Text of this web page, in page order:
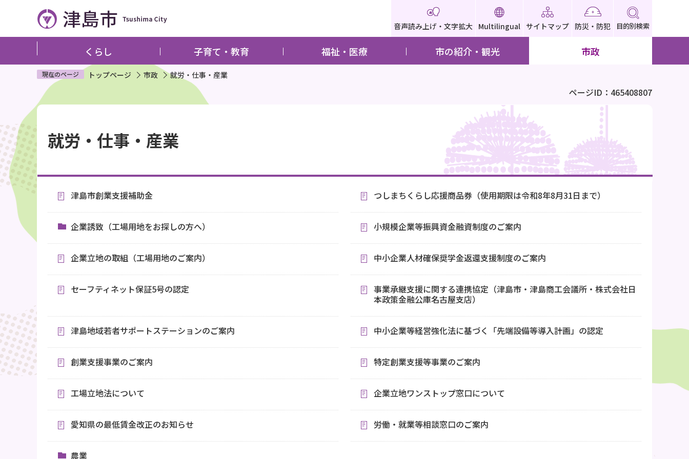
ペ
ジ
す
音声読み上げ・文字拡大 Multilingual サイトマップ 防災・防犯 目的別検索
くらし 子育て・教育 福祉・医療 市の紹介・観光 市政
現在のページ トップページ 市政 就労・仕事・産業
ページID：465408807
文
こ
こ
か
ら
就労・仕事・産業
津島市創業支援補助金 つしまちくらし応援商品券（使用期限は令和8年8月31日まで）
企業誘致（工場用地をお探しの方へ） 小規模企業等振興資金融資制度のご案内
企業立地の取組（工場用地のご案内） 中小企業人材確保奨学金返還支援制度のご案内
セーフティネット保証5号の認定
事業承継支援に関する連携協定（津島市・津島商工会議所・株式会社日
本政策金融公庫名古屋支店）
津島地域若者サポートステーションのご案内 中小企業等経営強化法に基づく「先端設備等導入計画」の認定
創業支援事業のご案内 特定創業支援等事業のご案内
工場立地法について 企業立地ワンストップ窓口について
愛知県の最低賃金改正のお知らせ 労働・就業等相談窓口のご案内
農業